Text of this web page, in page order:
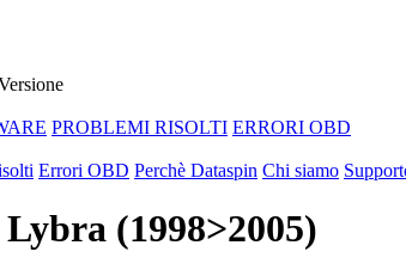
PROBLEMI RISOLTI ERRORI OBD
Errori OBD Perchè Dataspin Chi siamo
(1998>2005)